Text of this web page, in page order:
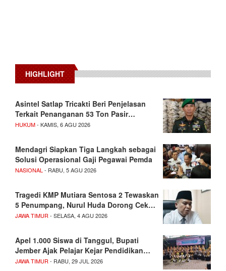
HIGHLIGHT
Asintel Satlap Tricakti Beri Penjelasan
Terkait Penanganan 53 Ton Pasir…
HUKUM- KAMIS, 6 AGU 2026
Mendagri Siapkan Tiga Langkah sebagai
Solusi Operasional Gaji Pegawai Pemda
NASIONAL - RABU, 5 AGU 2026
Tragedi KMP Mutiara Sentosa 2 Tewaskan
5 Penumpang, Nurul Huda Dorong Cek…
JAWA TIMUR - SELASA, 4 AGU 2026
Apel 1.000 Siswa di Tanggul, Bupati
Jember Ajak Pelajar Kejar Pendidikan…
JAWA TIMUR - RABU, 29 JUL 2026